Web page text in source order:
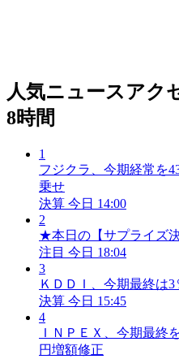
人気ニュースアク
8時間
1
フジクラ、今期経常を
乗せ
決算 今日 14:00
2
★本日の【サプライズ
注目 今日 18:04
3
ＫＤＤＩ、今期最終は
決算 今日 15:45
4
ＩＮＰＥＸ、今期最終
円増額修正